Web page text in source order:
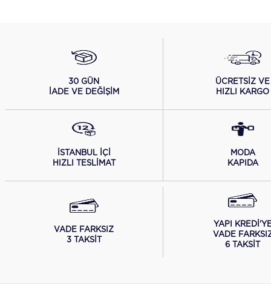
30 GÜN
İADE VE DEĞİŞİM
ÜCRETSİZ VE
HIZLI KARGO
İSTANBUL İÇİ
HIZLI TESLİMAT
MODA
KAPIDA
VADE FARKSIZ
3 TAKSİT
YAPI
VADE
6 TAKSİT